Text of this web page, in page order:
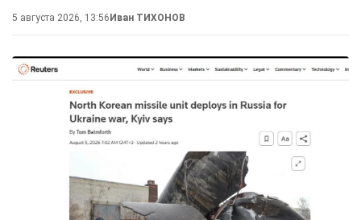
5 августа 2026, 13:56 Иван ТИХОНОВ